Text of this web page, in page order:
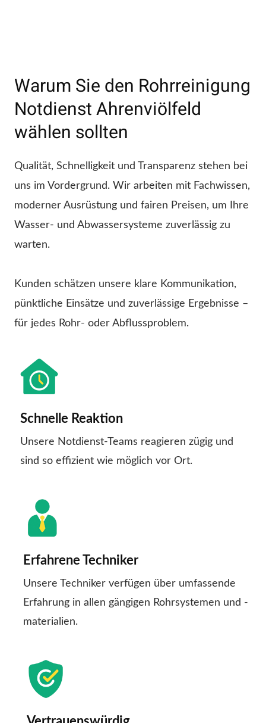
Warum Sie den Rohrreinigung
Notdienst Ahrenviölfeld
wählen sollten
Qualität, Schnelligkeit und Transparenz stehen bei
uns im Vordergrund. Wir arbeiten mit Fachwissen,
moderner Ausrüstung und fairen Preisen, um Ihre
Wasser- und Abwassersysteme zuverlässig zu
warten.
Kunden schätzen unsere klare Kommunikation,
pünktliche Einsätze und zuverlässige Ergebnisse –
für jedes Rohr- oder Abflussproblem.
Schnelle Reaktion
Unsere Notdienst-Teams reagieren zügig und
sind so effizient wie möglich vor Ort.
Erfahrene Techniker
Unsere Techniker verfügen über umfassende
Erfahrung in allen gängigen Rohrsystemen und -
materialien.